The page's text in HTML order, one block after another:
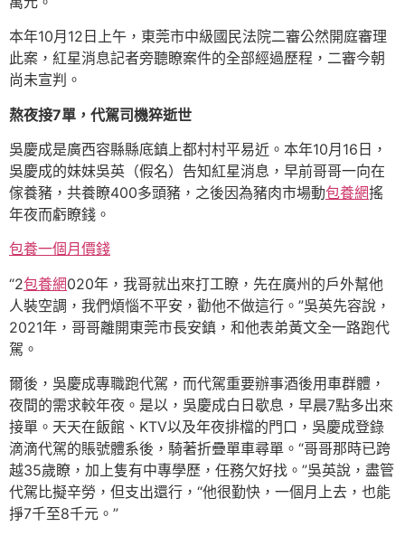
本年10月12日上午，東莞市中級國民法院二審公然開庭審理
此案，紅星消息記者旁聽瞭案件的全部經過歷程，二審今朝
尚未宣判。
熬夜接7單，代駕司機猝逝世
吳慶成是廣西容縣縣底鎮上都村村平易近。本年10月16日，
吳慶成的妹妹吳英（假名）告知紅星消息，早前哥哥一向在
傢養豬，共養瞭400多頭豬，之後因為豬肉市場動包養網搖
年夜而虧瞭錢。
包養一個月價錢
“2包養網020年，我哥就出來打工瞭，先在廣州的戶外幫他
人裝空調，我們煩惱不平安，勸他不做這行。”吳英先容說，
2021年，哥哥離開東莞市長安鎮，和他表弟黃文全一路跑代
駕。
爾後，吳慶成專職跑代駕，而代駕重要辦事酒後用車群體，
夜間的需求較年夜。是以，吳慶成白日歇息，早晨7點多出來
接單。天天在飯館、KTV以及年夜排檔的門口，吳慶成登錄
滴滴代駕的賬號體系後，騎著折疊單車尋單。“哥哥那時已跨
越35歲瞭，加上隻有中專學歷，任務欠好找。”吳英說，盡管
代駕比擬辛勞，但支出還行，“他很勤快，一個月上去，也能
掙7千至8千元。”